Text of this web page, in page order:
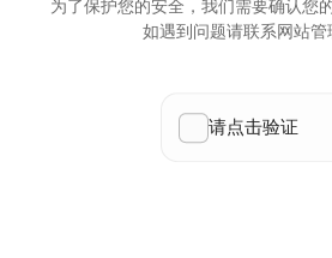
为了保护您的安全，我们需要确认您
如遇到问题请联系网站管